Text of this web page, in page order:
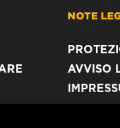
NOTE
AVVISO